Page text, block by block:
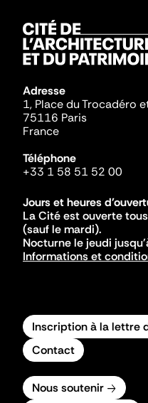
Adresse
1, Place du Trocadéro
75116 Paris
France
Téléphone
+33 1 58 51 52 00
Jours et heures
La Cité est ouverte
(sauf le mardi).
Nocturne le jeudi
Informations et
Inscription à la lettre
Contact
Nous soutenir